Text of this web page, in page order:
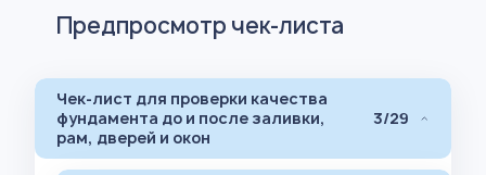
Предпросмотр чек-листа
Чек-лист для проверки качества
фундамента до и после заливки,
рам, дверей и окон
3/29